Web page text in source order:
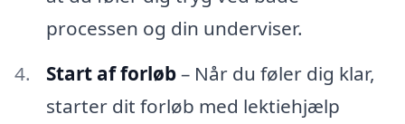
processen og din underviser.
Start af forløb– Når du føler dig klar,
starter dit forløb med lektiehjælp